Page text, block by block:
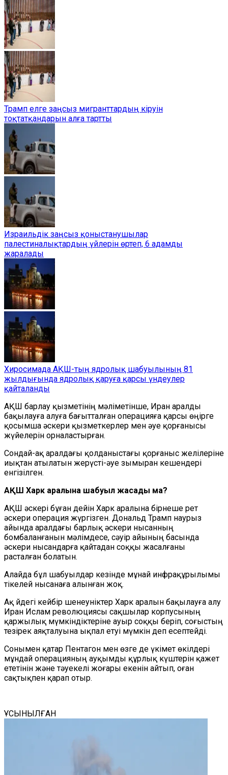
Трамп елге заңсыз мигранттардың кіруін
тоқтатқандарын алға тартты
Израильдік заңсыз қоныстанушылар
палестиналықтардың үйлерін өртеп, 6 адамды
жаралады
Хиросимада АҚШ-тың ядролық шабуылының 81
жылдығында ядролық қаруға қарсы үндеулер
қайталанды
АҚШ барлау қызметінің мәліметінше, Иран аралды
бақылауға алуға бағытталған операцияға қарсы өңірге
қосымша әскери қызметкерлер мен әуе қорғанысы
жүйелерін орналастырған.
Сондай-ақ аралдағы қолданыстағы қорғаныс желілеріне
иықтан атылатын жерүсті-әуе зымыран кешендері
енгізілген.
АҚШ Харк аралына шабуыл жасады ма?
АҚШ әскері бұған дейін Харк аралына бірнеше рет
әскери операция жүргізген. Дональд Трамп наурыз
айында аралдағы барлық әскери нысанның
бомбаланғанын мәлімдесе, сәуір айының басында
әскери нысандарға қайтадан соққы жасалғаны
расталған болатын.
Алайда бұл шабуылдар кезінде мұнай инфрақұрылымы
тікелей нысанаға алынған жоқ.
Ақ Үйдегі кейбір шенеуніктер Харк аралын бақылауға алу
Иран Ислам революциясы сақшылар корпусының
қаржылық мүмкіндіктеріне ауыр соққы беріп, соғыстың
тезірек аяқталуына ықпал етуі мүмкін деп есептейді.
Сонымен қатар Пентагон мен өзге де үкімет өкілдері
мұндай операцияның ауқымды құрлық күштерін қажет
ететінін және тәуекелі жоғары екенін айтып, оған
сақтықпен қарап отыр.
ҰСЫНЫЛҒАН